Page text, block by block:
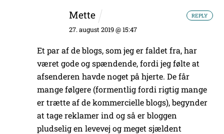
Mette
27. august 2019 @ 15:47
Et par af de blogs, som jeg er faldet fra, har
været gode og spændende, fordi jeg følte at
afsenderen havde noget på hjerte. De får
mange følgere (formentlig fordi rigtig mange
er trætte af de kommercielle blogs), begynder
at tage reklamer ind og så er bloggen
pludselig en levevej og meget sjældent
REPLY